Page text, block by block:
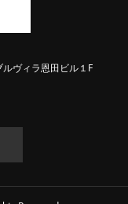
ヴィラ恩田ビル１F